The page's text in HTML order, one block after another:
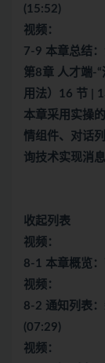
(15:52)
视频：
7-9 本章总结
第8章 人才端-
用法）16 节 |
本章采用实操
情组件、对话
询技术实现消息
收起列表
视频：
8-1 本章概览
视频：
8-2 通知列表
(07:29)
视频：